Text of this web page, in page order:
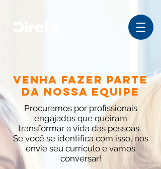
VENHA FAZER PARTE
DA NOSSA EQUIPE
Procuramos por profissionais
engajados que queiram
transformar a vida das pessoas.
Se você se identifica com isso, nos
envie seu currículo e vamos
conversar!